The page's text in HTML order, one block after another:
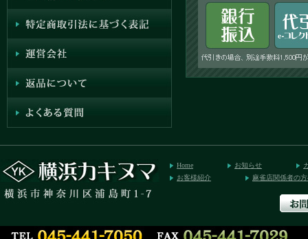
Home お知らせ
お客様紹介
麻雀店関係者の